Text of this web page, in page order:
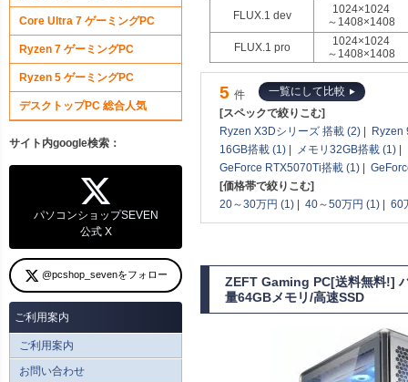
FLUX.1 dev
1024×1024
～1408×1408
FLUX.1 pro
1024×1024
～1408×1408
5 件
一覧にして比較
[スペックで絞りこむ]
Ryzen X3Dシリーズ 搭載 (2)
Ryzen
16GB搭載 (1)
メモリ32GB搭載 (1)
GeForce RTX5070Ti搭載 (1)
[価格帯で絞りこむ]
20～30万円 (1)
40～50万円 (1) 60
ZEFT Gaming PC[送料無料!]
量64GBメモリ/高速SSD
Core Ultra 7 ゲーミングPC
Ryzen 7 ゲーミングPC
Ryzen 5 ゲーミングPC
デスクトップPC 総合人気
サイト内google検索：
パソコンショップSEVEN
公式 X
@pcshop_sevenをフォロー
ご利用案内
ご利用案内
お問い合わせ